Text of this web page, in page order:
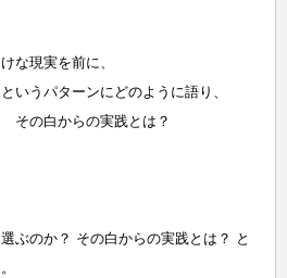
な現実を前に、
いうパターンにどのように語り、
その白からの実践とは？
ぶのか？ その白からの実践とは？ と